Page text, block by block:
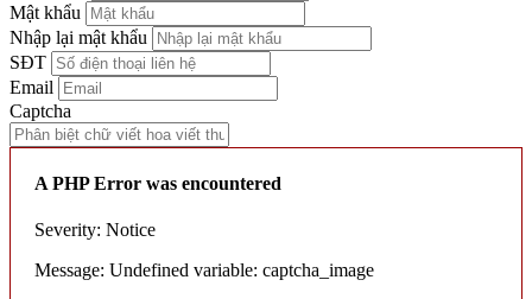
Mật khẩu
Nhập lại mật khẩu
SĐT
Email
Captcha
A PHP Error was encountered
Severity: Notice
Message: Undefined variable: captcha_image